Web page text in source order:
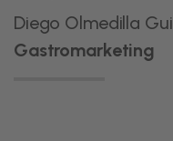
Diego Olmedilla
Gastromarketing